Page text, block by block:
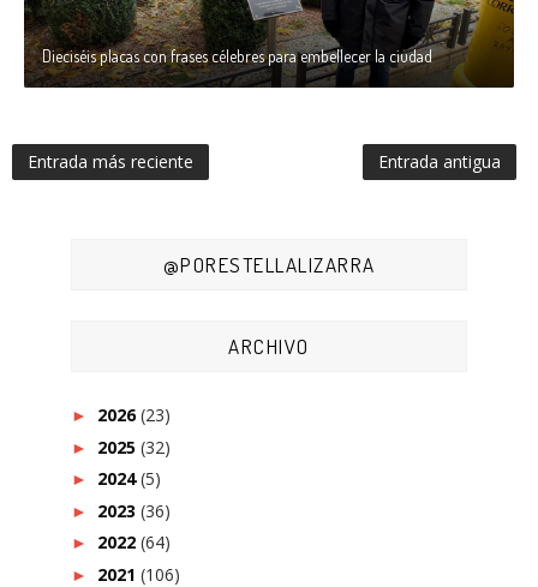
Dieciséis placas con frases célebres para embellecer la ciudad
Entrada más reciente Entrada antigua
@PORESTELLALIZARRA
ARCHIVO
► 2026(23)
► 2025 (32)
► 2024(5)
► 2023 (36)
► 2022 (64)
► 2021 (106)